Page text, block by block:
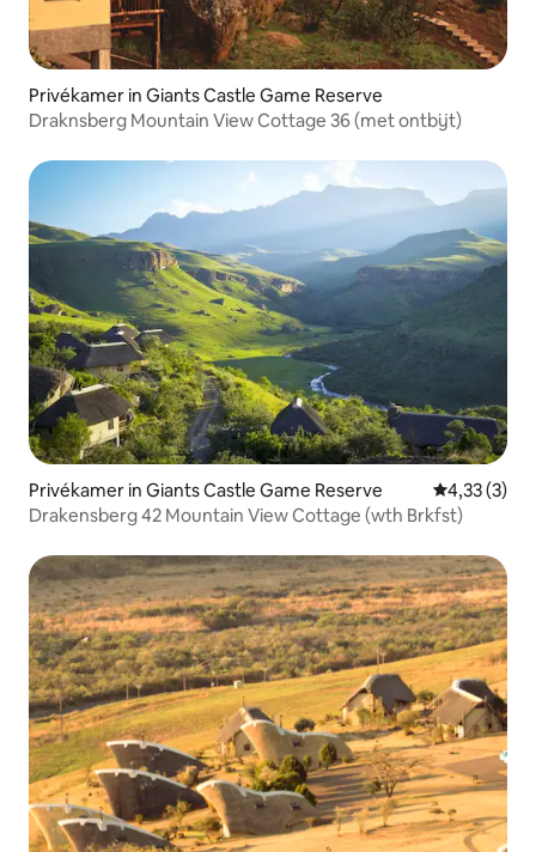
Privékamer in Giants Castle Game Reserve
Draknsberg Mountain View Cottage 36 (met ontbijt)
Privékamer in Giants Castle Game Reserve
4,33 (3)
Drakensberg 42 Mountain View Cottage (wth Brkfst)